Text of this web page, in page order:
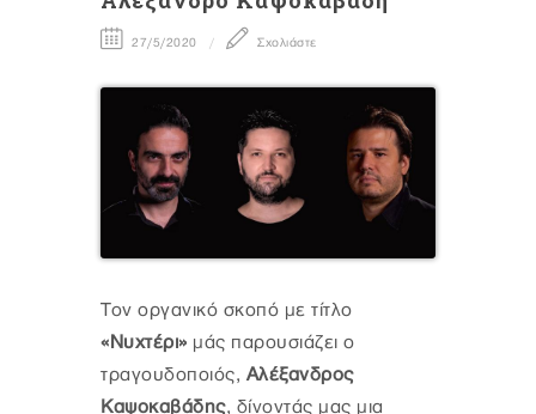
27/5/2020 Σχολιάστε
Τον οργανικό σκοπό με τίτλο
«Νυχτέρι» μάς παρουσιάζει ο
τραγουδοποιός, Αλέξανδρος
Καψοκαβάδης, δίνοντάς μας μια